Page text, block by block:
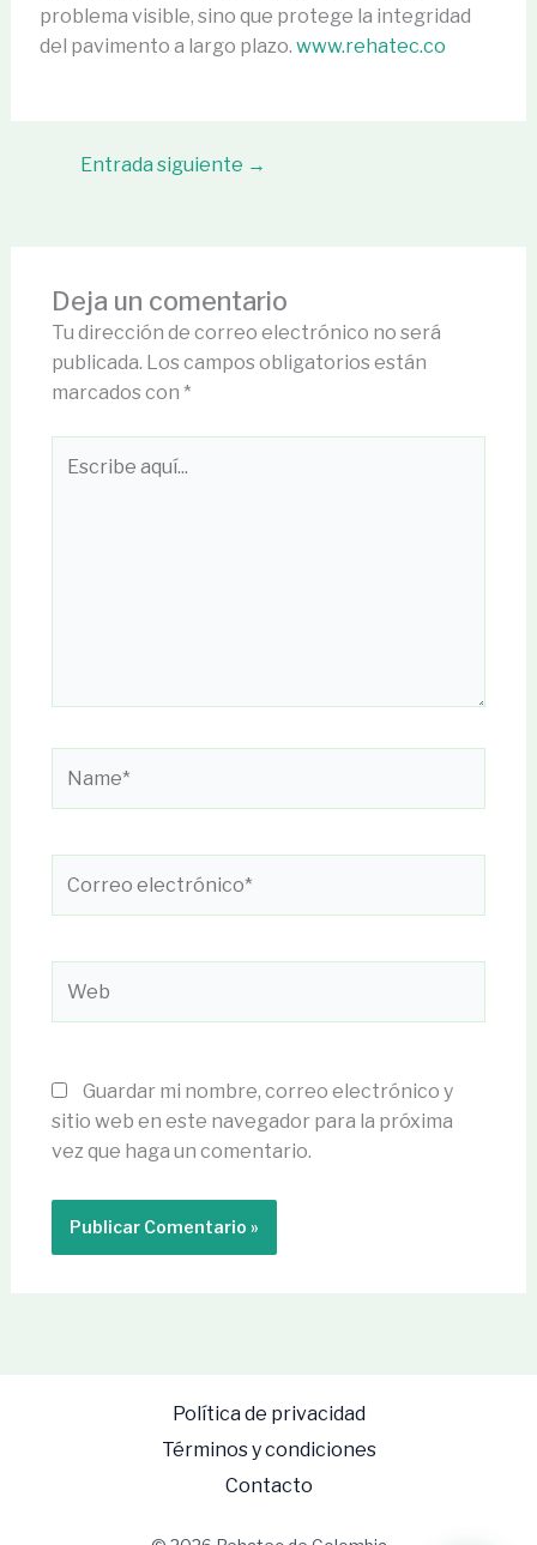
problema visible, sino que protege la integridad
del pavimento a largo plazo. www.rehatec.co
Entrada siguiente →
Deja un comentario
Tu dirección de correo electrónico no será
publicada. Los campos obligatorios están
marcados con *
aquí...
electrónico*
Guardar mi nombre, correo electrónico y
sitio web en este navegador para la próxima
vez que haga un comentario.
Política de privacidad
Términos y condiciones
Contacto